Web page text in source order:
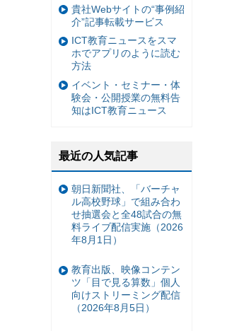
貴社Webサイトの“事例紹
介”記事転載サービス
ICT教育ニュースをスマ
ホでアプリのように読む
方法
イベント・セミナー・体
験会・公開授業の無料告
知はICT教育ニュース
最近の人気記事
朝日新聞社、「バーチャ
ル高校野球」で組み合わ
せ抽選会と全48試合の無
料ライブ配信実施（2026
年8月1日）
教育出版、映像コンテン
ツ「目で見る算数」個人
向けストリーミング配信
（2026年8月5日）